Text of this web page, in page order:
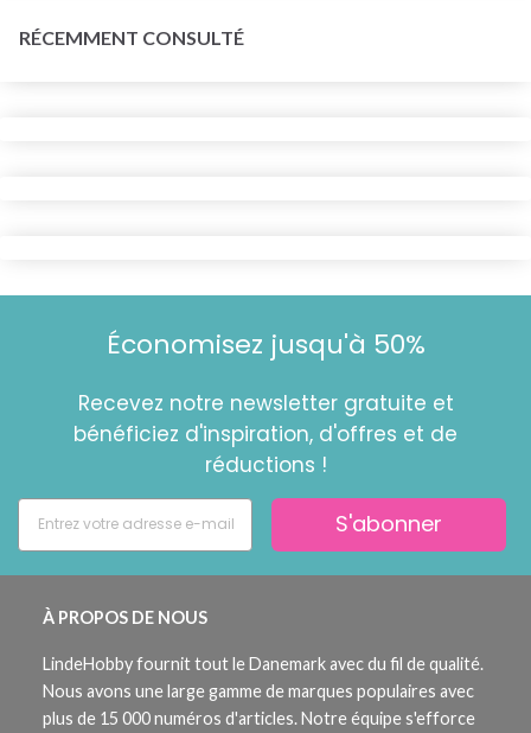
RÉCEMMENT CONSULTÉ
Économisez jusqu'à 50%
Recevez notre newsletter gratuite et
bénéficiez d'inspiration, d'offres et de
réductions !
S'abonner
À PROPOS DE NOUS
LindeHobby fournit tout le Danemark avec du fil de qualité.
Nous avons une large gamme de marques populaires avec
plus de 15 000 numéros d'articles. Notre équipe s'efforce